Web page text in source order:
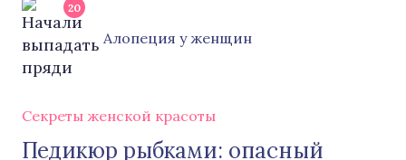
20
Алопеция у женщин
Секреты женской красоты
Педикюр рыбками: опасный